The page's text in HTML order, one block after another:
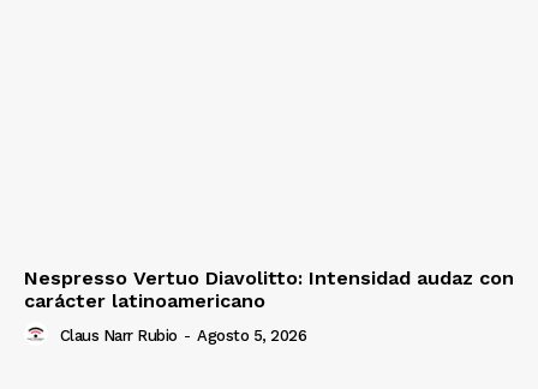
Nespresso Vertuo Diavolitto: Intensidad audaz con
carácter latinoamericano
Claus Narr Rubio - Agosto 5, 2026